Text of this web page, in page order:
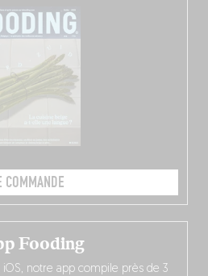
COMMANDE
Fooding
notre app compile près de 3